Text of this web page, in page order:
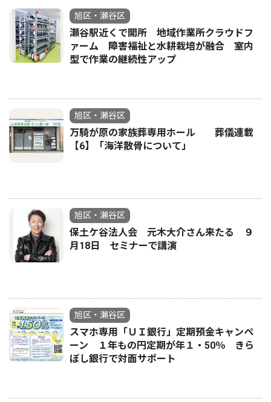
旭区・瀬谷区
瀬谷駅近くで開所 地域作業所クラウドフ
ァーム 障害福祉と水耕栽培が融合 室内
型で作業の継続性アップ
旭区・瀬谷区
万騎が原の家族葬専用ホール 葬儀連載
【6】「海洋散骨について」
旭区・瀬谷区
保土ケ谷法人会 元木大介さん来たる ９
月18日 セミナーで講演
旭区・瀬谷区
スマホ専用「ＵＩ銀行」定期預金キャンペ
ーン １年もの円定期が年１・50％ きら
ぼし銀行で対面サポート